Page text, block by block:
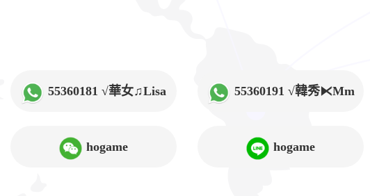
55360181 √華女♫Lisa 55360191 √韓秀⧔Mm
hogame hogame